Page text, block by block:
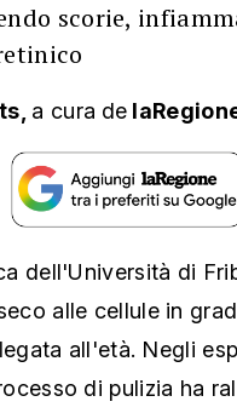
scorie,
a cura de
dell'Università di
alle cellule in
all'età. Negli
di pulizia ha